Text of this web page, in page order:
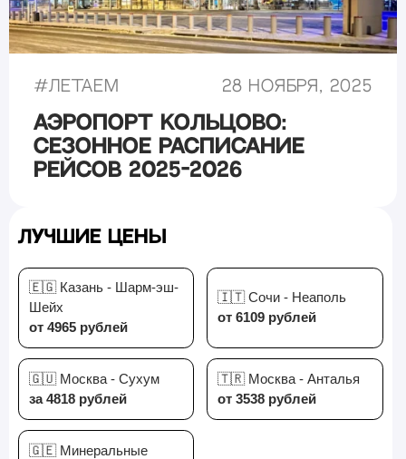
#Летаем 28 ноября, 2025
Аэропорт Кольцово:
сезонное расписание
рейсов 2025-2026
Лучшие цены
🇪🇬 Казань - Шарм-эш-
Шейх
от 4965 рублей
🇮🇹 Сочи - Неаполь
от 6109 рублей
🇬🇺 Москва - Сухум
за 4818 рублей
🇹🇷 Москва - Анталья
от 3538 рублей
🇬🇪 Минеральные